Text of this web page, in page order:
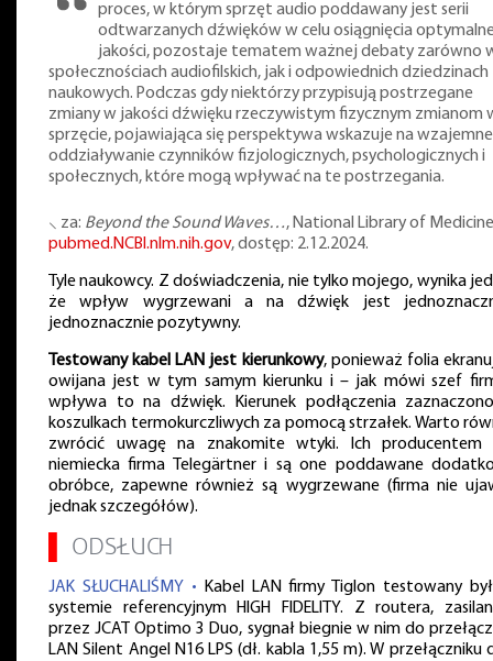
proces, w którym sprzęt audio poddawany jest serii
odtwarzanych dźwięków w celu osiągnięcia
jakości, pozostaje tematem ważnej debaty zarówno
społecznościach audiofilskich, jak i odpowiednich dziedzinach
naukowych. Podczas gdy niektórzy przypisują postrzegane
zmiany w jakości dźwięku rzeczywistym fizycznym zmianom
sprzęcie, pojawiająca się perspektywa wskazuje na wzajemne
oddziaływanie czynników fizjologicznych, psychologicznych i
społecznych, które mogą wpływać na te postrzegania.
⸜ za: Beyond the Sound Waves…, National Library of
pubmed.NCBI.nlm.nih.gov, dostęp: 2.12.2024.
Tyle naukowcy. Z doświadczenia, nie tylko mojego, wynika
że wpływ wygrzewani a na dźwięk jest
jednoznacznie pozytywny.
Testowany kabel LAN jest kierunkowy, ponieważ folia
owijana jest w tym samym kierunku i – jak mówi szef
wpływa to na dźwięk. Kierunek podłączenia
koszulkach termokurczliwych za pomocą strzałek. Warto
zwrócić uwagę na znakomite wtyki. Ich producentem
niemiecka firma Telegärtner i są one poddawane
obróbce, zapewne również są wygrzewane (firma nie
jednak szczegółów).
ODSŁUCH
JAK SŁUCHALIŚMY • Kabel LAN firmy Tiglon testowany
systemie referencyjnym HIGH FIDELITY. Z routera,
przez JCAT Optimo 3 Duo, sygnał biegnie w nim do
LAN Silent Angel N16 LPS (dł. kabla 1,55 m). W przełączniku